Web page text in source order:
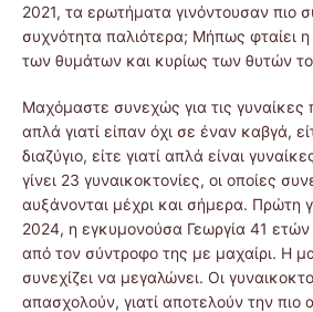
2021, τα ερωτήματα γινόντουσαν πιο
συχνότητα παλιότερα; Μήπως φταίει
των θυμάτων και κυρίως των θυτών
Μαχόμαστε συνεχώς για τις
απλά γιατί είπαν όχι σε έναν καβγά,
διαζύγιο, είτε γιατί απλά είναι
γίνει 23 γυναικοκτονίες, οι οποίες
αυξάνονται μέχρι και σήμερα. Πρώτη
2024, η εγκυμονούσα Γεωργία 41
από τον σύντροφο της με μαχαίρι. Η
συνεχίζει να μεγαλώνει. Οι
απασχολούν, γιατί αποτελούν την πιο